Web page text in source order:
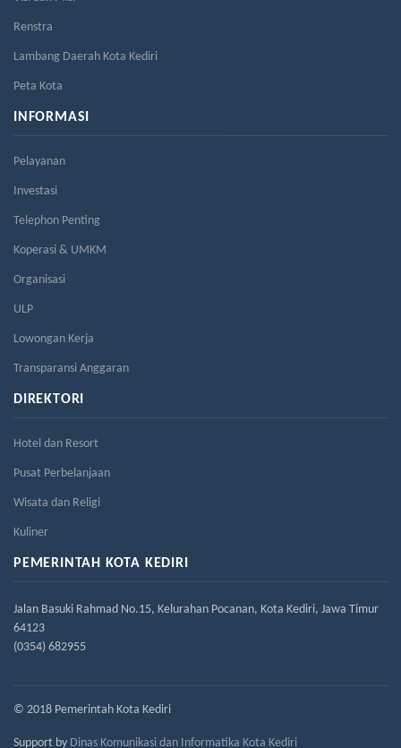
Renstra
Lambang Daerah Kota Kediri
Peta Kota
INFORMASI
Pelayanan
Investasi
Telephon Penting
Koperasi & UMKM
Organisasi
ULP
Lowongan Kerja
Transparansi Anggaran
DIREKTORI
Hotel dan Resort
Pusat Perbelanjaan
Wisata dan Religi
Kuliner
PEMERINTAH KOTA KEDIRI
Jalan Basuki Rahmad No.15, Kelurahan Pocanan, Kota Kediri, Jawa Timur
64123
(0354) 682955
© 2018 Pemerintah Kota Kediri
Support by Dinas Komunikasi dan Informatika Kota Kediri